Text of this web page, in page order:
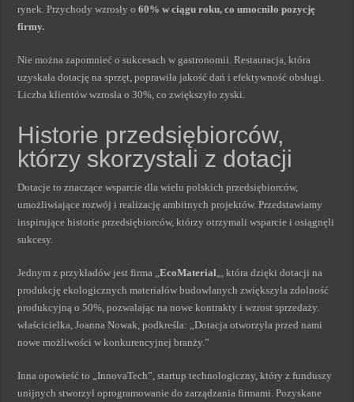
rynek. Przychody wzrosły o60% w ciągu roku, co umocniło pozycję
firmy.
Nie można zapomnieć o sukcesach w gastronomii. Restauracja, która
uzyskała dotację na sprzęt, poprawiła jakość dań i efektywność obsługi.
Liczba klientów wzrosła o 30%, co zwiększyło zyski.
Historie przedsiębiorców,
którzy skorzystali z dotacji
Dotacje to znaczące wsparcie dla wielu polskich przedsiębiorców,
umożliwiające rozwój i realizację ambitnych projektów. Przedstawiamy
inspirujące historie przedsiębiorców, którzy otrzymali wsparcie i osiągnęli
sukcesy.
Jednym z przykładów jest firma „EcoMaterial„, która dzięki dotacji na
produkcję ekologicznych materiałów budowlanych zwiększyła zdolność
produkcyjną o 50%, pozwalając na nowe kontrakty i wzrost sprzedaży.
właścicielka, Joanna Nowak, podkreśla: „Dotacja otworzyła przed nami
nowe możliwości w konkurencyjnej branży.”
Inna opowieść to „InnovaTech”, startup technologiczny, który z funduszy
unijnych stworzył oprogramowanie do zarządzania firmami. Pozyskane